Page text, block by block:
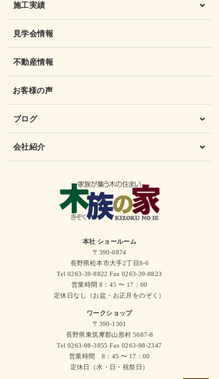
施工実績
見学会情報
不動産情報
お客様の声
ブログ
会社紹介
本社 ショールーム
〒390-0874
長野県松本市大手2丁目8-6
Tel 0263-39-8822 Fax 0263-39-8823
営業時間 8：45 〜 17：00
定休日なし（お盆・お正月をのぞく）
ワークショップ
〒390-1301
長野県東筑摩郡山形村 5687-8
Tel 0263-98-3855 Fax 0263-98-2347
営業時間 8：45 〜 17：00
定休日（水・日・祝祭日）